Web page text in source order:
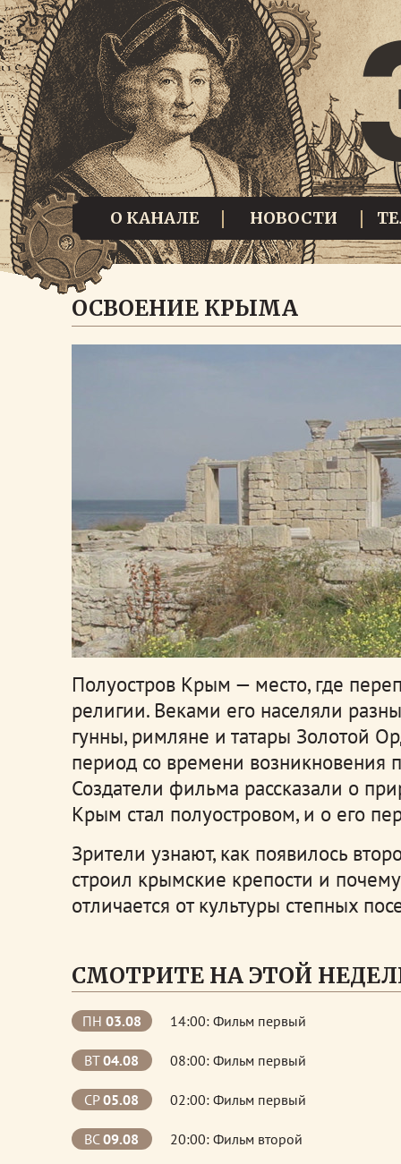
О КАНАЛЕ НОВОСТИ
ОСВОЕНИЕ КРЫМА
Полуостров Крым — место, где
религии. Веками его населяли
гунны, римляне и татары Золотой
период со времени возникновения
Создатели фильма рассказали о
Крым стал полуостровом, и о его
Зрители узнают, как появилось
строил крымские крепости и
отличается от культуры степных
СМОТРИТЕ НА ЭТОЙ
ПН 03.08 14:00: Фильм первый
ВТ04.08 08:00: Фильм первый
СР05.08 02:00: Фильм первый
ВС09.08 20:00: Фильм второй